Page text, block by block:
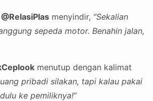
@RelasiPlas menyindir, “Sekalian
sepeda motor. Benahin jalan,
menutup dengan kalimat
pribadi silakan, tapi kalau pakai
ke pemiliknya!”